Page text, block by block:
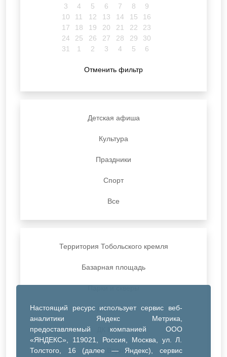
Настоящий ресурс использует сервис веб-
аналитики Яндекс Метрика,
предоставляемый компанией ООО
«ЯНДЕКС», 119021, Россия, Москва, ул. Л.
Толстого, 16 (далее — Яндекс), сервис
3
4 5 6 7 8
9
10
11 12 13 14 15
16
17
18 19 20 21 22
23
24
25 26 27 28 29
30
31
1 2 3 4 5 6
Отменить фильтр
Детская афиша
Культура
Праздники
Спорт
Все
Территория Тобольского кремля
Базарная площадь
ДК Синтез
ДК Речник
ДК Водник